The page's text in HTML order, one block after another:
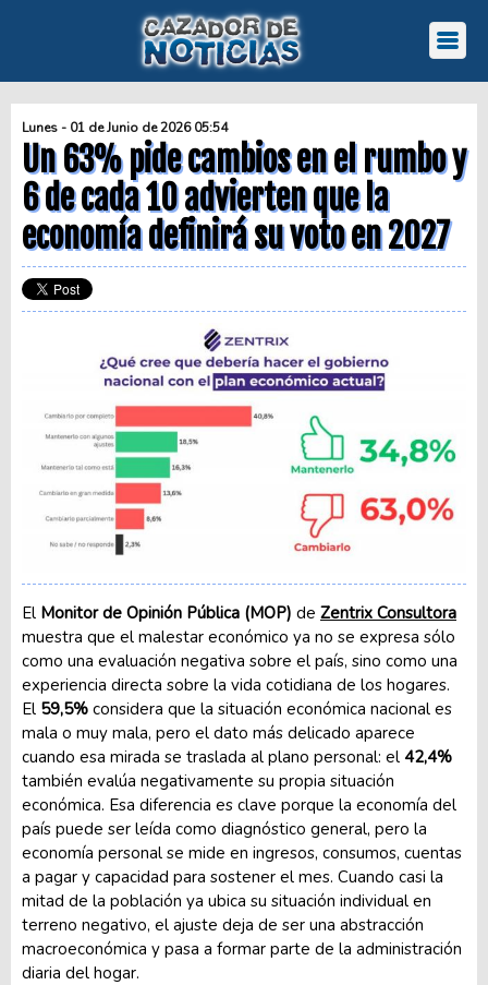
Lunes - 01 de Junio de 2026 05:54
Un 63% pide cambios en el rumbo y
6 de cada 10 advierten que la
economía definirá su voto en 2027
El Monitor de Opinión Pública (MOP) de Zentrix Consultora
muestra que el malestar económico ya no se expresa sólo
como una evaluación negativa sobre el país, sino como una
experiencia directa sobre la vida cotidiana de los hogares.
El 59,5% considera que la situación económica nacional es
mala o muy mala, pero el dato más delicado aparece
cuando esa mirada se traslada al plano personal: el 42,4%
también evalúa negativamente su propia situación
económica. Esa diferencia es clave porque la economía del
país puede ser leída como diagnóstico general, pero la
economía personal se mide en ingresos, consumos, cuentas
a pagar y capacidad para sostener el mes. Cuando casi la
mitad de la población ya ubica su situación individual en
terreno negativo, el ajuste deja de ser una abstracción
macroeconómica y pasa a formar parte de la administración
diaria del hogar.